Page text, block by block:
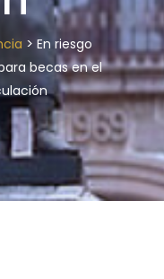
> En riesgo
becas en el